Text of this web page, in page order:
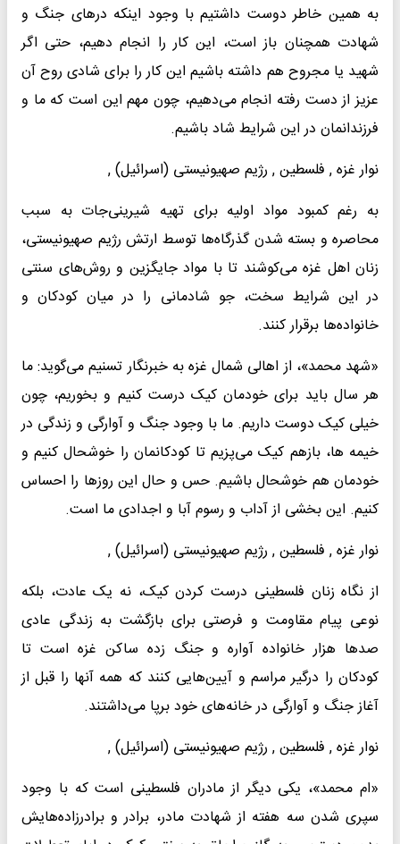
به همین خاطر دوست داشتیم با وجود اینکه درهای جنگ و
شهادت همچنان باز است، این کار را انجام دهیم، حتی اگر
شهید یا مجروح هم داشته باشیم این کار را برای شادی روح آن
عزیز از دست رفته انجام می‌دهیم، چون مهم این است که ما و
فرزندانمان در این شرایط شاد باشیم.
نوار غزه , فلسطین , رژیم صهیونیستی (اسرائیل) ,
به رغم کمبود مواد اولیه برای تهیه شیرینی‌جات به سبب
محاصره و بسته شدن گذرگاه‌ها توسط ارتش رژیم صهیونیستی،
زنان اهل غزه می‌کوشند تا با مواد جایگزین و روش‌های سنتی
در این شرایط سخت، جو شادمانی را در میان کودکان و
خانواده‌ها برقرار کنند.
«شهد محمد»، از اهالی شمال غزه به خبرنگار تسنیم می‌گوید: ما
هر سال باید برای خودمان کیک درست کنیم و بخوریم، چون
خیلی کیک دوست داریم. ما با وجود جنگ و آوارگی و زندگی در
خیمه ها، بازهم کیک می‌پزیم تا کودکانمان را خوشحال کنیم و
خودمان هم خوشحال باشیم. حس و حال این روزها را احساس
کنیم. این بخشی از آداب و رسوم آبا و اجدادی ما است.
نوار غزه , فلسطین , رژیم صهیونیستی (اسرائیل) ,
از نگاه زنان فلسطینی درست کردن کیک، نه یک عادت، بلکه
نوعی پیام مقاومت و فرصتی برای بازگشت به زندگی عادی
صدها هزار خانواده آواره و جنگ زده ساکن غزه است تا
کودکان را درگیر مراسم و آیین‌هایی کنند که همه آنها را قبل از
آغاز جنگ و آوارگی در خانه‌های خود برپا می‌داشتند.
نوار غزه , فلسطین , رژیم صهیونیستی (اسرائیل) ,
«ام محمد»، یکی دیگر از مادران فلسطینی است که با وجود
سپری شدن سه هفته از شهادت مادر، برادر و برادرزاده‌هایش